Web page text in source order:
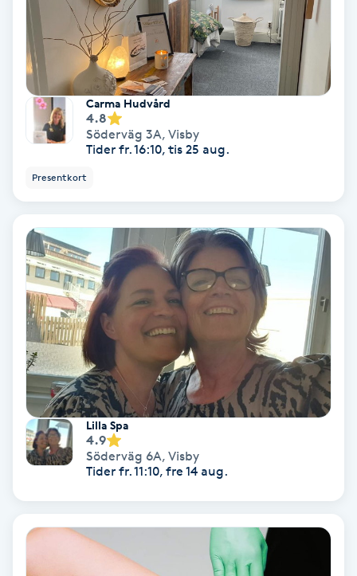
Brynformning
Brynfärgning
Brynplockning
Bröllopsuppsättning
Celluliter
Coachning
Color correction
Cryoterapi
Damklippning
Diamantslipning
Carma Hudvård
4.8
Söderväg 3A, Visby
Tider fr. 16:10, tis 25 aug.
Presentkort
Lilla Spa
4.9
Söderväg 6A, Visby
Tider fr. 11:10, fre 14 aug.